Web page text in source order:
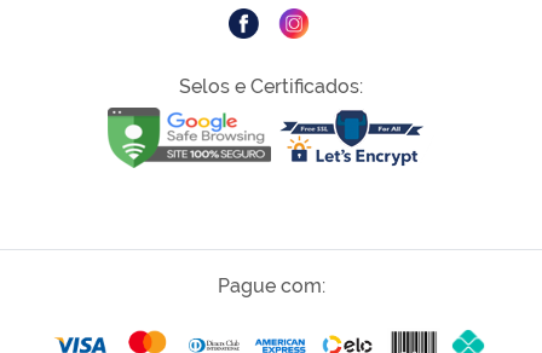
Selos e Certificados:
Pague com: